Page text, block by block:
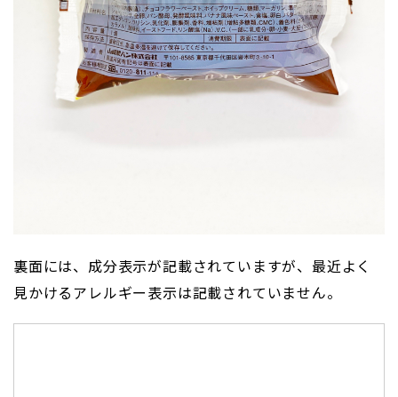
裏面には、成分表示が記載されていますが、最近よく
見かけるアレルギー表示は記載されていません。